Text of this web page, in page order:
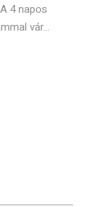
4 napos
vár...